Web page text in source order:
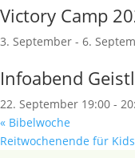
Victory Camp
3. September - 6.
Infoabend
22. September 19:00 -
« Bibelwoche
Reitwochenende für